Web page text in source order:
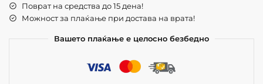
Поврат на средства до 15 дена!
Можност за плаќање при достава на врата!
Вашето плаќање е целосно безбедно